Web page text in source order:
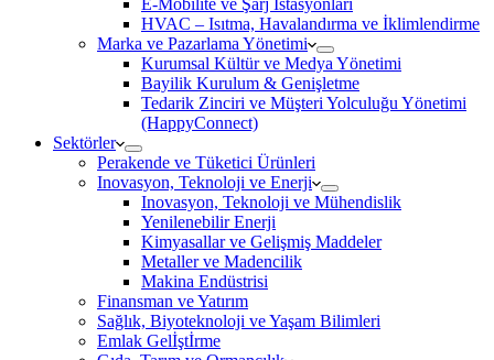
E-Mobilite ve Şarj İstasyonları
HVAC – Isıtma, Havalandırma ve İklimlendirme
Marka ve Pazarlama Yönetimi
Kurumsal Kültür ve Medya Yönetimi
Bayilik Kurulum & Genişletme
Tedarik Zinciri ve Müşteri Yolculuğu Yönetimi
(HappyConnect)
Sektörler
Perakende ve Tüketici Ürünleri
Inovasyon, Teknoloji ve Enerji
Inovasyon, Teknoloji ve Mühendislik
Yenilenebilir Enerji
Kimyasallar ve Gelişmiş Maddeler
Metaller ve Madencilik
Makina Endüstrisi
Finansman ve Yatırım
Sağlık, Biyoteknoloji ve Yaşam Bilimleri
Emlak Gelİştİrme